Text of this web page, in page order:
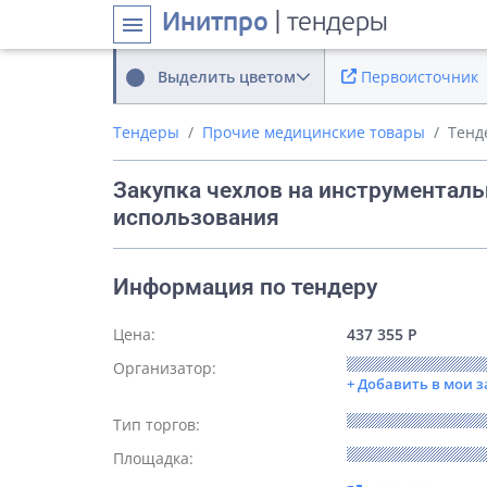
menu Инитпро | тендеры
Выделить цветом Первоисточник
Тендеры Прочие медицинские товары
Закупка чехлов на
использования
Информация по тендеру
Цена:
437 355 Р
Организатор:
+ Добавить в мои
Тип торгов:
Площадка: